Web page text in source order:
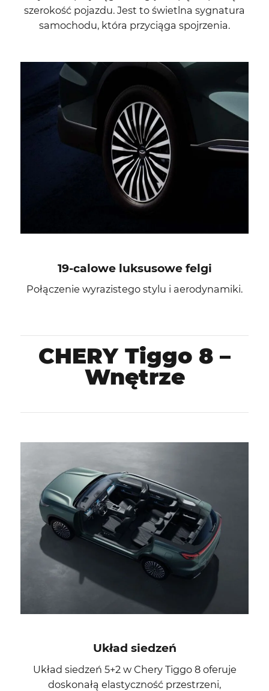
szerokość pojazdu. Jest to świetlna sygnatura
samochodu, która przyciąga spojrzenia.
19-calowe luksusowe felgi
Połączenie wyrazistego stylu i aerodynamiki.
CHERY Tiggo 8 –
Wnętrze
Układ siedzeń
Układ siedzeń 5+2 w Chery Tiggo 8 oferuje
doskonałą elastyczność przestrzeni,